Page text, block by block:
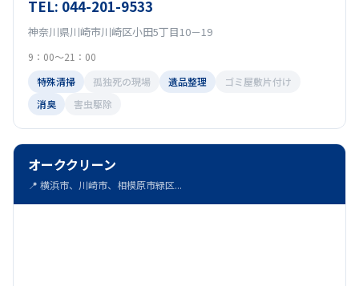
TEL: 044-201-9533
神奈川県川崎市川崎区小田5丁目10－19
9：00～21：00
特殊清掃
孤独死の現場 遺品整理
ゴミ屋敷片付け
消臭
害虫駆除
オーククリーン
📍 横浜市、川崎市、相模原市緑区...